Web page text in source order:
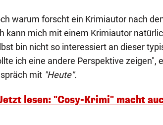
warum forscht ein Krimiautor nach
kann mich mit einem Krimiautor
bin nicht so interessiert an dieser
ich eine andere Perspektive zeigen",
mit "Heute".
lesen: "Cosy-Krimi" macht